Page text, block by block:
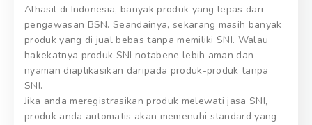
Alhasil di Indonesia, banyak produk yang lepas dari
pengawasan BSN. Seandainya, sekarang masih banyak
produk yang di jual bebas tanpa memiliki SNI. Walau
hakekatnya produk SNI notabene lebih aman dan
nyaman diaplikasikan daripada produk-produk tanpa
SNI.
Jika anda meregistrasikan produk melewati jasa SNI,
produk anda automatis akan memenuhi standard yang